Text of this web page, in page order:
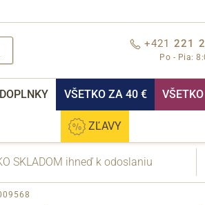
+421 221
Po - Pia:
DOPLNKY VŠETKO ZA 40 €
ZĽAVY
SKLADOM ihneď k odoslaniu